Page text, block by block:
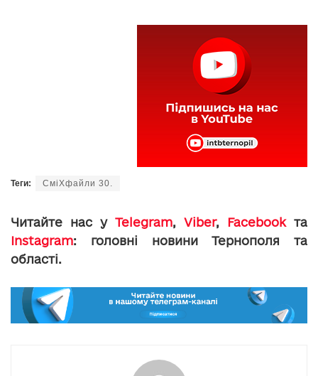
Теги: СміХфайли 30.
Читайте нас у Telegram, Viber, Facebookта
Instagram: головні новини Тернополя та
області.